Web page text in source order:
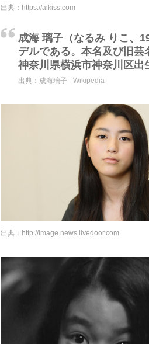
出典： https://aikiss.com
成海 璃子（なるみ りこ、
デルである。本名及び旧芸
神奈川県横浜市神奈川区出
出典： 成海璃子 - Wikipedia
出典： http://image.news.livedoor.com